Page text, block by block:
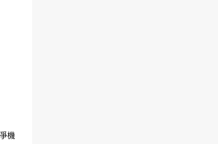
機